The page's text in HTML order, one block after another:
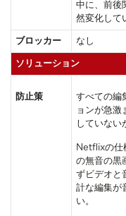
中に、前後
然変化して
ブロッカー なし
ソリューション
防止策
すべての編
ョンが急激
していない
Netflixの仕
の無音の黒
ずビデオと
計な編集が
い。